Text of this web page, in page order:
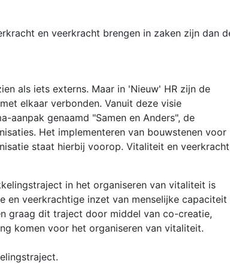
en veerkracht brengen in zaken zijn dan
als iets externs. Maar in 'Nieuw' HR zijn de
elkaar verbonden. Vanuit deze visie
aanpak genaamd "Samen en Anders", de
Het implementeren van bouwstenen voor
staat hierbij voorop. Vitaliteit en veerkracht
in het organiseren van vitaliteit is
en veerkrachtige inzet van menselijke capaciteit
graag dit traject door middel van co-creatie,
komen voor het organiseren van vitaliteit.